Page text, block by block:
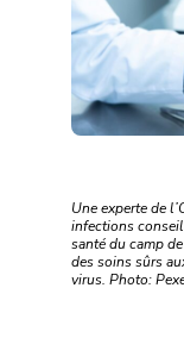
Une experte de
infections
santé du camp
des soins sûrs
virus. Photo: